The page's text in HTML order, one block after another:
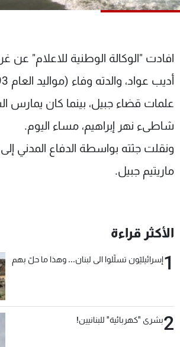
افادت "الوكالة الوطنية للاعلام"
علمات قضاء جبيل، بينما كان يمارس
شاطىء نهر إبراهيم، مساء اليوم.
ونقلت جثته بواسطة الدفاع المدني
ماريتيم جبيل.
الأكثر قراءة
1إسرائيليّون تسلّلوا الى لبنان... وهذا ما حلّ بهم
2بشرى "كهربائية" للبنانيين!
عن MTV
لاعلاناتكم
وظائف
تواصل معنا
شروط الإسـتخدام
سياسة الخصوصية